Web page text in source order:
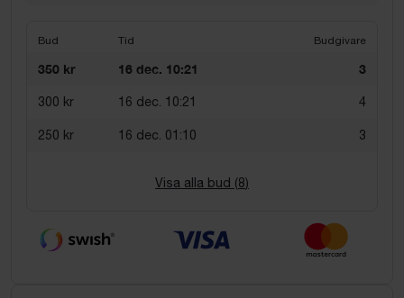
Bud Tid Budgivare
350 kr 16 dec. 10:21 3
300 kr 16 dec. 10:21 4
250 kr 16 dec. 01:10 3
Visa alla bud (8)